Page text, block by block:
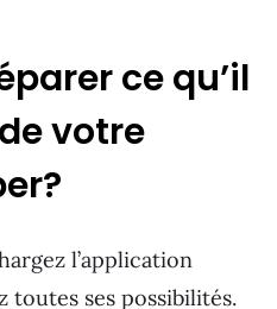
ce qu’il
votre
l’application
toutes ses possibilités.